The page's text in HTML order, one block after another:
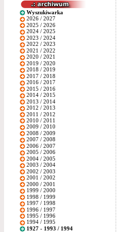
Wyszukiwarka
2026 / 2027
2025 / 2026
2024 / 2025
2023 / 2024
2022 / 2023
2021 / 2022
2020 / 2021
2019 / 2020
2018 / 2019
2017 / 2018
2016 / 2017
2015 / 2016
2014 / 2015
2013 / 2014
2012 / 2013
2011 / 2012
2010 / 2011
2009 / 2010
2008 / 2009
2007 / 2008
2006 / 2007
2005 / 2006
2004 / 2005
2003 / 2004
2002 / 2003
2001 / 2002
2000 / 2001
1999 / 2000
1998 / 1999
1997 / 1998
1996 / 1997
1995 / 1996
1994 / 1995
1927 - 1993 / 1994